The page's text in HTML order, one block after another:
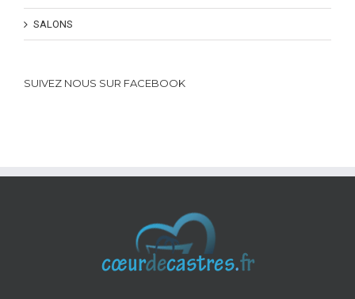
SALONS
SUIVEZ NOUS SUR FACEBOOK